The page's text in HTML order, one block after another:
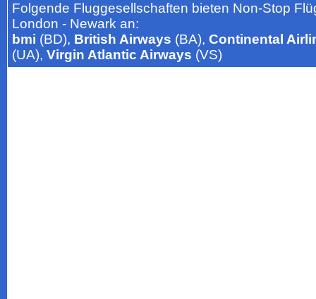
Folgende Fluggesellschaften bieten Non-Stop
London - Newark an:
bmi (BD), British Airways (BA), Continental
(UA), Virgin Atlantic Airways (VS)